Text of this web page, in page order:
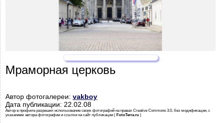
Мраморная церковь
Автор фотогалереи: vakboy
Дата публикации: 22.02.08
Автор в профиле разрешил использование своих фотографий на правах Creative Commons 3.0, без модификации, с
указанием автора фотографии и ссылки на сайт публикации ( FotoTerra.ru )